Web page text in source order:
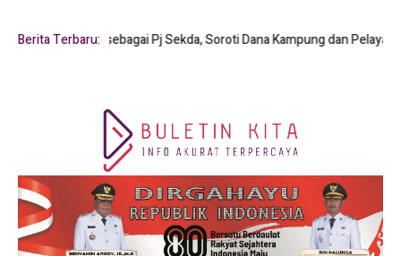
Berita Terbaru:
sebagai Pj Sekda, Soroti Dana Kampung dan Pelayanan Publik